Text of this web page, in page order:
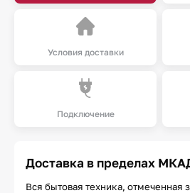
Условия доставки
Подключение
Доставка в пределах
Вся бытовая техника, отмеченная